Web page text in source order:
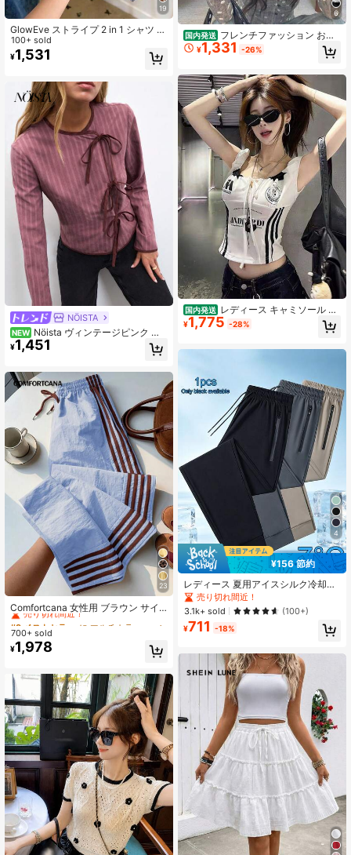
19
GlowEve ストライプ 2 in 1 シャツ レ
ディース バケーションコーデ
100+ sold
¥1,531
NÖISTA
NEW Nöista ヴィンテージピンク ク
ロス タイフロント ジャケット、バー
ガンディのコントラストパイピング
ト、シック、日常、秋、冬のレディ
ースジャケット。
¥1,451
23
Comfortcana 女性用 ブラウン サイ
ドストライプ ウエスト伸縮 カジュア
ル ルーズフィット スポーツパンツ
#9 ベストセラー
売り切れ間近！
#9 ベストセラー
売り切れ間近！
#9 ベストセラー
売り切れ間近！
#9 ベストセラー
に マルチカラー カジュアルパンツ
700+ sold
¥1,978
6
国内発送 フレンチファッション おし
ゃれ 気質がやさしい レースニット
レディース秋冬新作 アンダーシャツ
¥1,331 -26%
国内発送 レディース キャミソール タ
ンクトップ ショート丈 クロップド
ノースリーブ 英字ロゴ フロントリボ
¥1,775 -28%
4
¥156 節約
レディース 夏用アイスシルク冷却ジ
ョガーパンツ、速乾軽量スポーツパ
ンツ、ジッパーポケットとウエスト
バンド付き、フィットネスとランニ
ングに適したアスレジャー
売り切れ間近！
3.1k+ sold
(100+)
¥711 -18%